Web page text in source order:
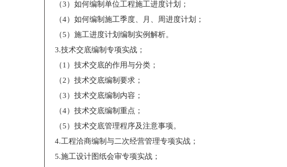
（3）如何编制单位工程施工进度计划；
（4）如何编制施工季度、月、周进度计划；
（5）施工进度计划编制实例解析。
3.技术交底编制专项实战；
（1）技术交底的作用与分类；
（2）技术交底编制要求；
（3）技术交底编制内容；
（4）技术交底编制重点；
（5）技术交底管理程序及注意事项。
4.工程洽商编制与二次经营管理专项实战；
5.施工设计图纸会审专项实战；